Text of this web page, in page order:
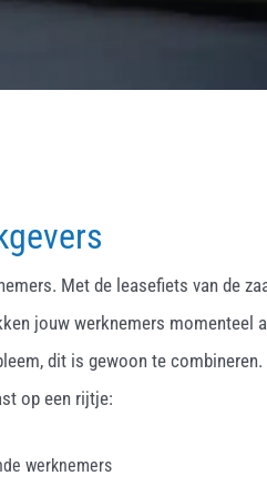
Met de leasefiets van de
jouw werknemers momenteel
dit is gewoon te combineren.
op een rijtje:
werknemers